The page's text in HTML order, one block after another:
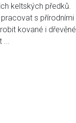
keltských předků.
s přírodními
kované i dřevěné
...